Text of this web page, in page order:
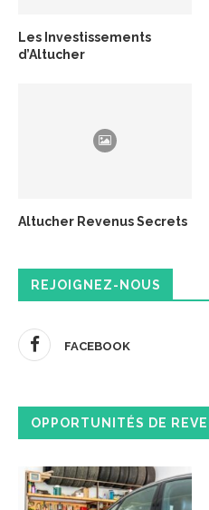
Les Investissements
d’Altucher
Altucher Revenus Secrets
REJOIGNEZ-NOUS
FACEBOOK
OPPORTUNITÉS DE